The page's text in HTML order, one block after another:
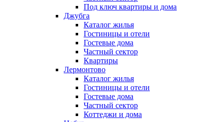
Под ключ квартиры и дома
Джубга
Каталог жилья
Гостиницы и отели
Гостевые дома
Частный сектор
Квартиры
Лермонтово
Каталог жилья
Гостиницы и отели
Гостевые дома
Частный сектор
Коттеджи и дома